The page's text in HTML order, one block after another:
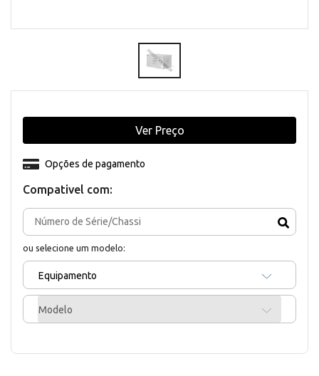
Compativel com:
ou selecione um modelo:
Equipamento
Modelo
Opções de pagamento
Ver Preço